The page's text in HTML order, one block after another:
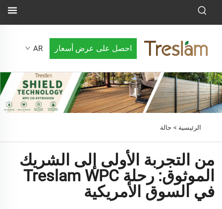
احصل على عرض أسعار AR
الرئيسية > حالة
من التجربة الأولى إلى الشريك
الموثوق: رحلة Treslam WPC
في السوق الأمريكية